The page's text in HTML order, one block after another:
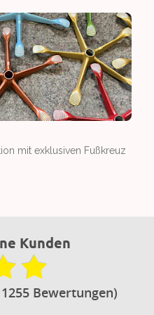
mit exklusiven Fußkreuz
Kunden
Bewertungen)